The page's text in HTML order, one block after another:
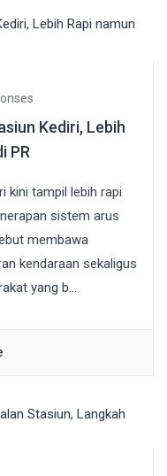
Kediri, Lebih
PR
kini tampil lebih rapi
sistem arus
membawa
kendaraan sekaligus
yang b...